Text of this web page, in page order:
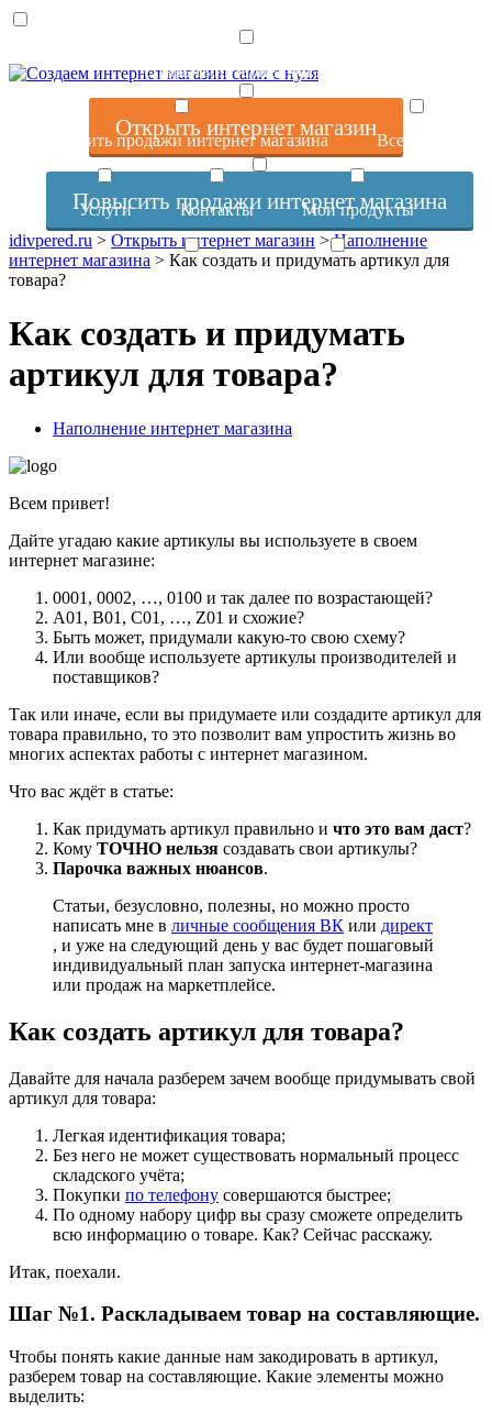
Открыть интернет магазин
Повысить продажи интернет магазина Все статьи
Услуги Контакты Мои продукты
Открыть интернет магазин
Повысить продажи интернет магазина
idivpered.ru > Открыть интернет магазин >Наполнение
интернет магазина > Как создать и придумать артикул для
товара?
Как создать и придумать
артикул для товара?
Наполнение интернет магазина
Всем привет!
Дайте угадаю какие артикулы вы используете в своем
интернет магазине:
0001, 0002, …, 0100 и так далее по возрастающей?
A01, B01, C01, …, Z01 и схожие?
Быть может, придумали какую-то свою схему?
Или вообще используете артикулы производителей и
поставщиков?
Так или иначе, если вы придумаете или создадите артикул для
товара правильно, то это позволит вам упростить жизнь во
многих аспектах работы с интернет магазином.
Что вас ждёт в статье:
Как придумать артикул правильно и что это вам даст?
Кому ТОЧНО нельзя создавать свои артикулы?
Парочка важных нюансов.
Статьи, безусловно, полезны, но можно просто
написать мне в личные сообщения ВК или директ
, и уже на следующий день у вас будет пошаговый
индивидуальный план запуска интернет-магазина
или продаж на маркетплейсе.
Как создать артикул для товара?
Давайте для начала разберем зачем вообще придумывать свой
артикул для товара:
Легкая идентификация товара;
Без него не может существовать нормальный процесс
складского учёта;
Покупки по телефону совершаются быстрее;
По одному набору цифр вы сразу сможете определить
всю информацию о товаре. Как? Сейчас расскажу.
Итак, поехали.
Шаг №1. Раскладываем товар на составляющие.
Чтобы понять какие данные нам закодировать в артикул,
разберем товар на составляющие. Какие элементы можно
выделить: